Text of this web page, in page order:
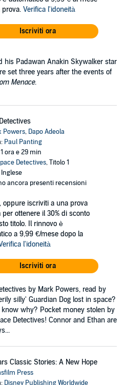
prova. Verifica l'idoneità
Iscriviti ora
his Padawan Anakin Skywalker star
set three years after the events of
Menace.
Powers, Dapo Adeola
Paul Panting
ora e 29 min
Detectives, Titolo 1
ancora presenti recensioni
, oppure iscriviti a una prova
per ottenere il 30% di sconto
titolo. Il rinnovo è
a 9,99 €/mese dopo la
l'idoneità
Iscriviti ora
by Mark Powers, read by
silly' Guardian Dog lost in space?
why? Pocket money stolen by
Detectives! Connor and Ethan are
Classic Stories: A New Hope
Press
Disney Publishing Worldwide